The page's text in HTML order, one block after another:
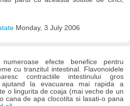
Monday, 3 July 2006
efecte benefice pentru
cu tranzitul intestinal. Flavonoidele
contractiile intestinului gros
ajutand la evacuarea mai rapida a
o lingurita de coaja (mai veche de un
cana de apa clocotita si lasati-o pana